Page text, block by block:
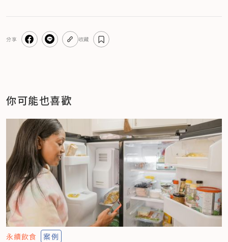
分享 收藏
你可能也喜歡
永續飲食 案例